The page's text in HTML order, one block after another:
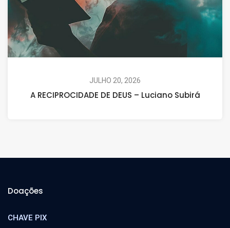
JULHO 20, 2026
A RECIPROCIDADE DE DEUS – Luciano Subirá
Doações
CHAVE PIX